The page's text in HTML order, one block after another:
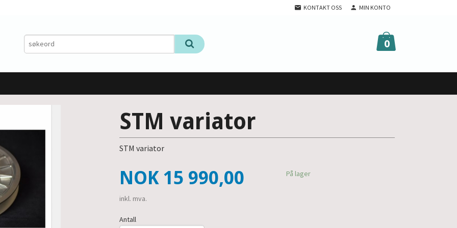
KONTAKT OSS MIN KONTO
0
STM variator
STM variator
Pris
NOK 15 990,00
inkl. mva.
På lager
Antall